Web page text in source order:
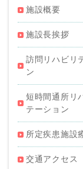
施設概要
施設長挨拶
訪問リハビリ
ン
短時間通所リ
テーション
所定疾患施設
交通アクセス